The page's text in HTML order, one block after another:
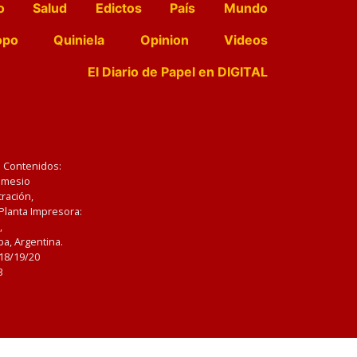
Salud Edictos País
Mundo
Quiniela Opinion
Videos
El Diario de Papel en DIGITAL
Impresora:
Argentina.
19/20